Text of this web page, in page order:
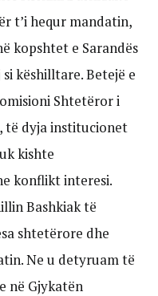
t’i hequr mandatin,
kopshtet e Sarandës
këshilltare. Betejë e
Shtetëror i
të dyja institucionet
kishte
konflikt interesi.
Bashkiak të
shtetërore dhe
Ne u detyruam të
në Gjykatën